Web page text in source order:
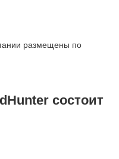
размещены по
состоит